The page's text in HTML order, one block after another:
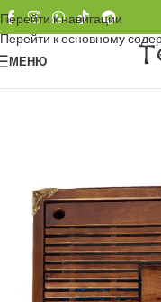
Перейти к навигации
Перейти к основному
МЕНЮ